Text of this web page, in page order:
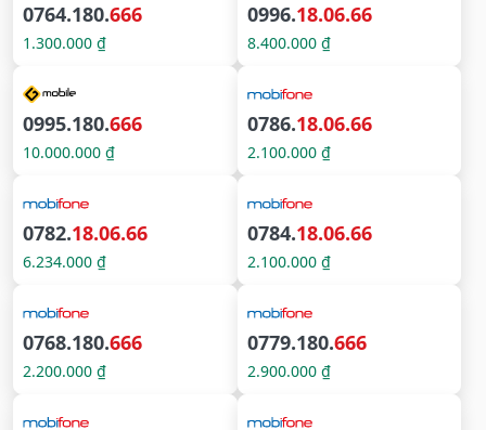
0764.180.666
1.300.000 ₫
0996.18.06.66
8.400.000 ₫
0995.180.666
10.000.000 ₫
0786.18.06.66
2.100.000 ₫
0782.18.06.66
6.234.000 ₫
0784.18.06.66
2.100.000 ₫
0768.180.666
2.200.000 ₫
0779.180.666
2.900.000 ₫